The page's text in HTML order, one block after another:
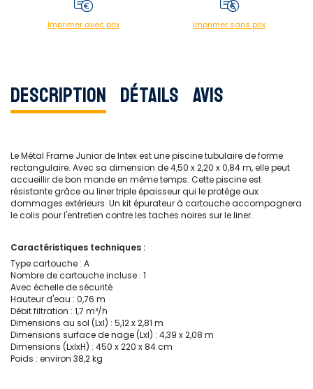
Imprimer avec prix Imprimer sans prix
Description Détails Avis
Le Métal Frame Junior de Intex est une piscine tubulaire de forme
rectangulaire. Avec sa dimension de 4,50 x 2,20 x 0,84 m, elle peut
accueillir de bon monde en même temps. Cette piscine est
résistante grâce au liner triple épaisseur qui le protège aux
dommages extérieurs. Un kit épurateur à cartouche accompagnera
le colis pour l'entretien contre les taches noires sur le liner.
Caractéristiques techniques :
Type cartouche : A
Nombre de cartouche incluse : 1
Avec échelle de sécurité
Hauteur d'eau : 0,76 m
Débit filtration : 1,7 m³/h
Dimensions au sol (Lxl) : 5,12 x 2,81 m
Dimensions surface de nage (Lxl) : 4,39 x 2,08 m
Dimensions (LxlxH) : 450 x 220 x 84 cm
Poids : environ 38,2 kg